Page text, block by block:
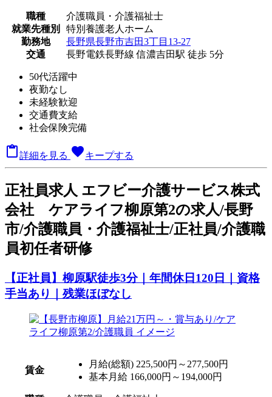
職種
介護職員・介護福祉士
就業先種別
特別養護老人ホーム
勤務地
長野県長野市吉田3丁目13-27
交通
長野電鉄長野線 信濃吉田駅 徒歩 5分
50代活躍中
夜勤なし
未経験歓迎
交通費支給
社会保険完備
 詳細を見る favoriteキープする
正社員求人 エフビー介護サービス株式
会社 ケアライフ柳原第2の求人/長野
市/介護職員・介護福祉士/正社員/介護職
員初任者研修
【正社員】柳原駅徒歩3分｜年間休日120日｜資格
手当あり｜残業ほぼなし
賃金
月給(総額) 225,500円～277,500円
基本月給 166,000円～194,000円